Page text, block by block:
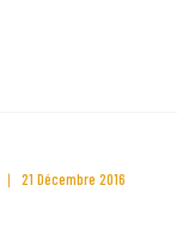
21 Décembre 2016